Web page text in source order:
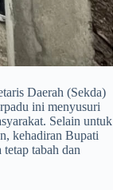
Daerah (Sekda)
ini menyusuri
Selain untuk
kehadiran Bupati
tabah dan